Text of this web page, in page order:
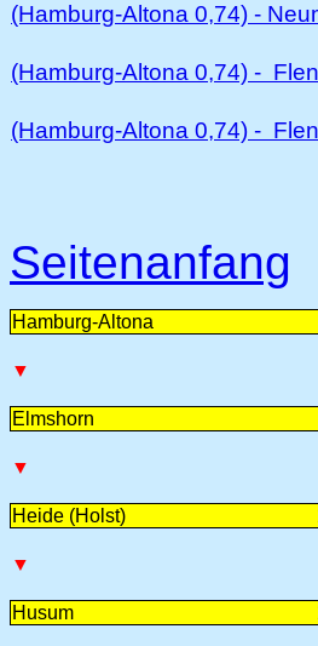
(Hamburg-Altona 0,74) -
(Hamburg-Altona 0,74) -
(Hamburg-Altona 0,74) -
Seitenanfang
Hamburg-Altona
▼
Elmshorn
▼
Heide (Holst)
▼
Husum